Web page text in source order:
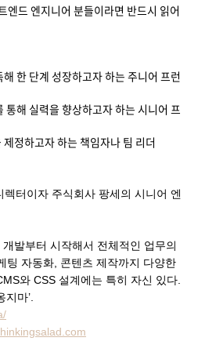
엔드 엔지니어 분들이라면 반드시 읽어
해 한 단계 성장하고자 하는 주니어 프런
통해 실력을 향상하고자 하는 시니어 프
제정하고자 하는 책임자나 팀 리더
터이자 주식회사 팡세의 시니어 엔
발부터 시작해서 전체적인 업무의
팅 자동화, 콘텐츠 제작까지 다양한
와 CSS 설계에는 특히 자신 있다.
마’.